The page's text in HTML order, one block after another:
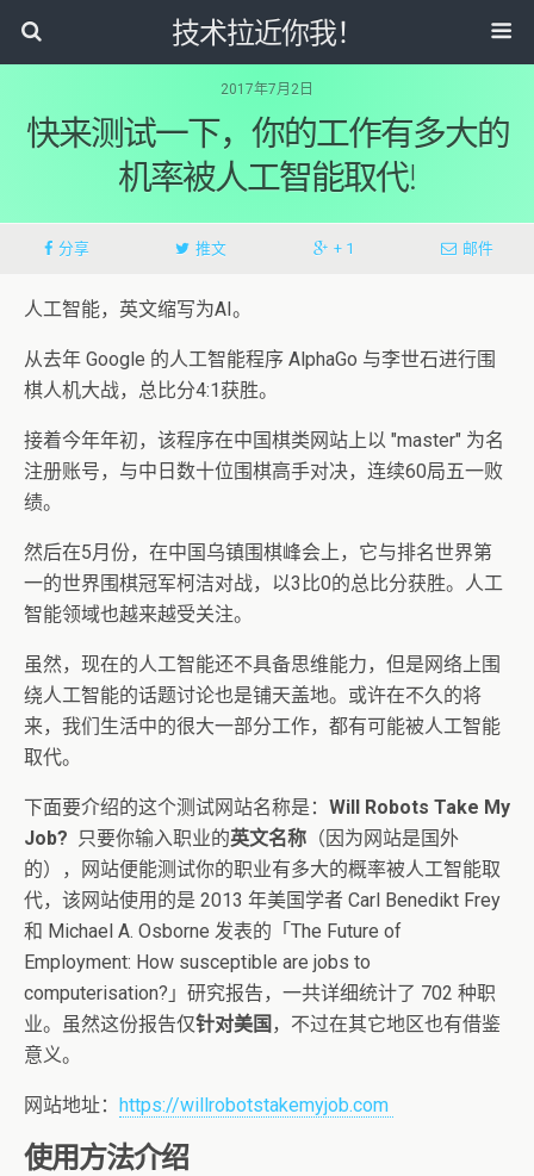
技术拉近你我！
2017年7月2日
快来测试一下，你的工作有多大的
机率被人工智能取代!
分享 推文 + 1 邮件
人工智能，英文缩写为AI。
从去年 Google 的人工智能程序 AlphaGo 与李世石进行围
棋人机大战，总比分4:1获胜。
接着今年年初，该程序在中国棋类网站上以 "master" 为名
注册账号，与中日数十位围棋高手对决，连续60局五一败
绩。
然后在5月份，在中国乌镇围棋峰会上，它与排名世界第
一的世界围棋冠军柯洁对战，以3比0的总比分获胜。人工
智能领域也越来越受关注。
虽然，现在的人工智能还不具备思维能力，但是网络上围
绕人工智能的话题讨论也是铺天盖地。或许在不久的将
来，我们生活中的很大一部分工作，都有可能被人工智能
取代。
下面要介绍的这个测试网站名称是： Will Robots Take My
Job? 只要你输入职业的英文名称 （因为网站是国外
的），网站便能测试你的职业有多大的概率被人工智能取
代，该网站使用的是 2013 年美国学者 Carl Benedikt Frey
和 Michael A. Osborne 发表的「The Future of
Employment: How susceptible are jobs to
computerisation?」研究报告，一共详细统计了 702 种职
业。虽然这份报告仅针对美国 ，不过在其它地区也有借鉴
意义。
网站地址： https://willrobotstakemyjob.com
使用方法介绍